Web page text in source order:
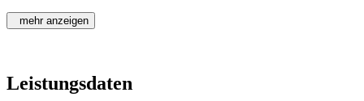
mehr anzeigen
Leistungsdaten